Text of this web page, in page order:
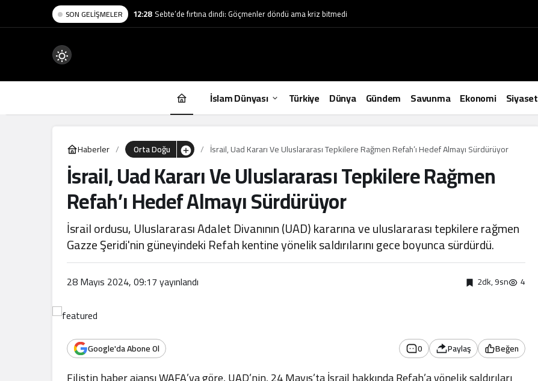
SON GELIŞMELER 12:28 Sebte’de fırtına dindi: Göçmenler döndü ama kriz bitmedi
Mod
değiştir
İslam Dünyası Türkiye Dünya Gündem Savunma Ekonomi Siyaset
Haberler Orta Doğu İsrail, Uad Kararı Ve Uluslararası Tepkilere Rağmen Refah’ı Hedef Almayı Sürdürüyor
İsrail, Uad Kararı Ve Uluslararası Tepkilere Rağmen
Refah’ı Hedef Almayı Sürdürüyor
İsrail ordusu, Uluslararası Adalet Divanının (UAD) kararına ve uluslararası tepkilere rağmen
Gazze Şeridi'nin güneyindeki Refah kentine yönelik saldırılarını gece boyunca sürdürdü.
28 Mayıs 2024, 09:17yayınlandı 2dk, 9sn 4
Google'da Abone Ol 0 Paylaş Beğen